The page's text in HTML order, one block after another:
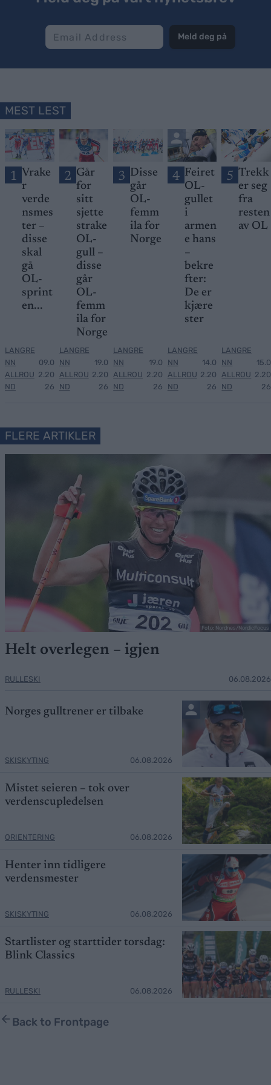
Meld deg på
MEST LEST
1 Vrake
r
verde
nsmes
ter –
disse
skal
gå
OL-
sprint
en...
LANGRE
NN
ALLROU
ND
09.0
2.20
26
2 Går
for
sitt
sjette
strake
OL-
gull –
disse
går
OL-
femm
ila for
Norge
LANGRE
NN
ALLROU
ND
19.0
2.20
26
3 Disse
går
OL-
femm
ila for
Norge
LANGRE
NN
ALLROU
ND
19.0
2.20
26
4 Feiret
OL-
gullet
i
armen
e hans
–
bekre
fter:
De er
kjære
ster
LANGRE
NN
ALLROU
ND
14.0
2.20
26
5 Trekk
er seg
fra
resten
av OL
LANGRE
NN
ALLROU
ND
15.0
2.20
26
FLERE ARTIKLER
Foto: Nordnes/NordicFocus
Helt overlegen – igjen
RULLESKI 06.08.2026
Norges gulltrener er tilbake
SKISKYTING 06.08.2026
Mistet seieren – tok over
verdenscupledelsen
ORIENTERING 06.08.2026
Henter inn tidligere
verdensmester
SKISKYTING 06.08.2026
Startlister og starttider torsdag:
Blink Classics
RULLESKI 06.08.2026
Back to Frontpage